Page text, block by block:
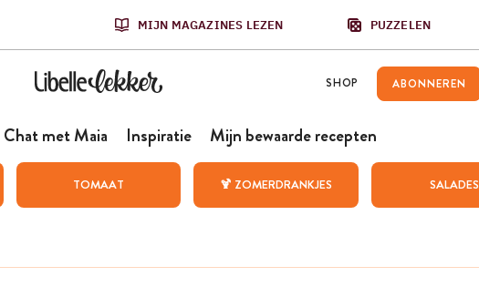
MIJN MAGAZINES LEZEN PUZZELEN
SHOP ABONNEREN
Chat met Maia Inspiratie Mijn bewaarde recepten
TOMAAT 🍹 ZOMERDRANKJES SALADES